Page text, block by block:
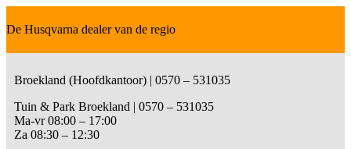
De Husqvarna dealer van de regio
Broekland (Hoofdkantoor) | 0570 – 531035
Tuin & Park Broekland | 0570 – 531035
Ma-vr 08:00 – 17:00
Za 08:30 – 12:30